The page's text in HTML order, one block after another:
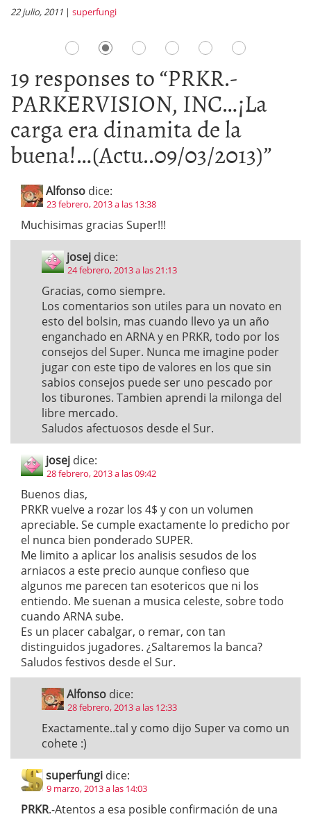
22 julio, 2011 | superfungi
19 responses to “PRKR.-
PARKERVISION, INC…¡La
carga era dinamita de la
buena!…(Actu..09/03/2013)”
Alfonso dice:
23 febrero, 2013 a las 13:38
Muchisimas gracias Super!!!
josej dice:
24 febrero, 2013 a las 21:13
Gracias, como siempre.
Los comentarios son utiles para un novato en
esto del bolsin, mas cuando llevo ya un año
enganchado en ARNA y en PRKR, todo por los
consejos del Super. Nunca me imagine poder
jugar con este tipo de valores en los que sin
sabios consejos puede ser uno pescado por
los tiburones. Tambien aprendi la milonga del
libre mercado.
Saludos afectuosos desde el Sur.
josej dice:
28 febrero, 2013 a las 09:42
Buenos dias,
PRKR vuelve a rozar los 4$ y con un volumen
apreciable. Se cumple exactamente lo predicho por
el nunca bien ponderado SUPER.
Me limito a aplicar los analisis sesudos de los
arniacos a este precio aunque confieso que
algunos me parecen tan esotericos que ni los
entiendo. Me suenan a musica celeste, sobre todo
cuando ARNA sube.
Es un placer cabalgar, o remar, con tan
distinguidos jugadores. ¿Saltaremos la banca?
Saludos festivos desde el Sur.
Alfonso dice:
28 febrero, 2013 a las 12:33
Exactamente..tal y como dijo Super va como un
cohete :)
superfungi dice:
9 marzo, 2013 a las 14:03
PRKR.-Atentos a esa posible confirmación de una